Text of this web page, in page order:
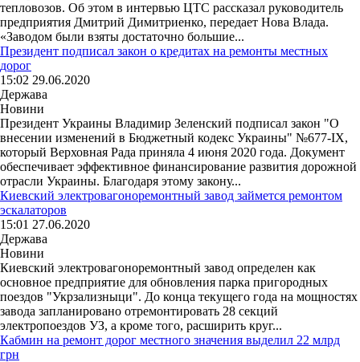
тепловозов. Об этом в интервью ЦТС рассказал руководитель
предприятия Дмитрий Димитриенко, передает Нова Влада.
«Заводом были взяты достаточно большие...
Президент подписал закон о кредитах на ремонты местных
дорог
15:02 29.06.2020
Держава
Новини
Президент Украины Владимир Зеленский подписал закон "О
внесении изменений в Бюджетный кодекс Украины" №677-ІХ,
который Верховная Рада приняла 4 июня 2020 года. Документ
обеспечивает эффективное финансирование развития дорожной
отрасли Украины. Благодаря этому закону...
Киевский электровагоноремонтный завод займется ремонтом
эскалаторов
15:01 27.06.2020
Держава
Новини
Киевский электровагоноремонтный завод определен как
основное предприятие для обновления парка пригородных
поездов "Укрзализныци". До конца текущего года на мощностях
завода запланировано отремонтировать 28 секций
электропоездов УЗ, а кроме того, расширить круг...
Кабмин на ремонт дорог местного значения выделил 22 млрд
грн